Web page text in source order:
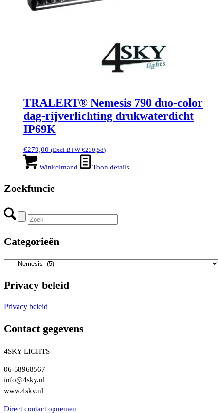
TRALERT® Nemesis 790 duo-color
dag-rijverlichting drukwaterdicht
IP69K
€279,00 (Excl BTW €230,58)
Winkelmand Toon details
Zoekfuncie
Categorieën
Privacy beleid
Privacy beleid
Contact gegevens
4SKY LIGHTS
06-58968567
info@4sky.nl
www.4sky.nl
Direct contact opnemen